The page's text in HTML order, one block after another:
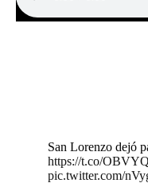
San Lorenzo dejó
https://t.co/
pic.twitter.com/